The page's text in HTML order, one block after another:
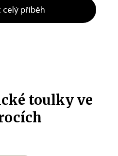
celý příběh
toulky ve